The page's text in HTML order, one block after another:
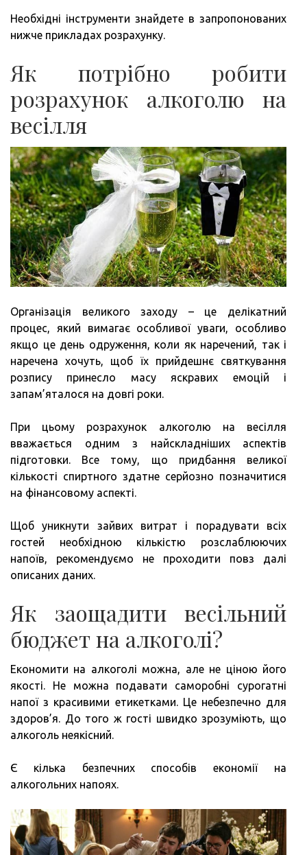
Необхідні інструменти знайдете в запропонованих
нижче прикладах розрахунку.
Як потрібно робити
розрахунок алкоголю на
весілля
Організація великого заходу – це делікатний
процес, який вимагає особливої ​​уваги, особливо
якщо це день одруження, коли як наречений, так і
наречена хочуть, щоб їх прийдешнє святкування
розпису принесло масу яскравих емоцій і
запам’яталося на довгі роки.
При цьому розрахунок алкоголю на весілля
вважається одним з найскладніших аспектів
підготовки. Все тому, що придбання великої
кількості спиртного здатне серйозно позначитися
на фінансовому аспекті.
Щоб уникнути зайвих витрат і порадувати всіх
гостей необхідною кількістю розслаблюючих
напоїв, рекомендуємо не проходити повз далі
описаних даних.
Як заощадити весільний
бюджет на алкоголі?
Економити на алкоголі можна, але не ціною його
якості. Не можна подавати саморобні сурогатні
напої з красивими етикетками. Це небезпечно для
здоров’я. До того ж гості швидко зрозуміють, що
алкоголь неякісний.
Є кілька безпечних способів економії на
алкогольних напоях.